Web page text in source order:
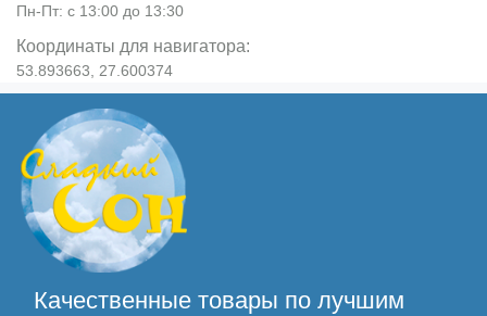
Пн-Пт: с 13:00 до 13:30
Координаты для навигатора:
53.893663, 27.600374
Качественные товары по лучшим